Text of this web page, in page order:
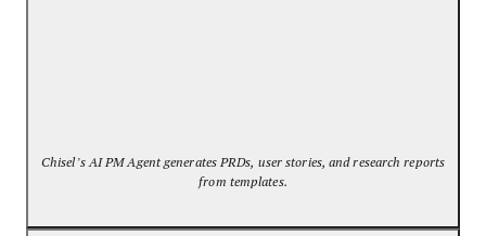
Chisel’s AI PM Agent generates PRDs, user stories, and research reports
from templates.